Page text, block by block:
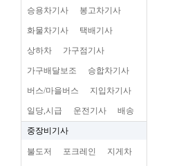
승용차기사 봉고차기사
화물차기사 택배기사
상하차 가구점기사
가구배달보조 승합차기사
버스/마을버스 지입차기사
일당,시급 운전기사 배송
중장비기사
불도저 포크레인 지게차